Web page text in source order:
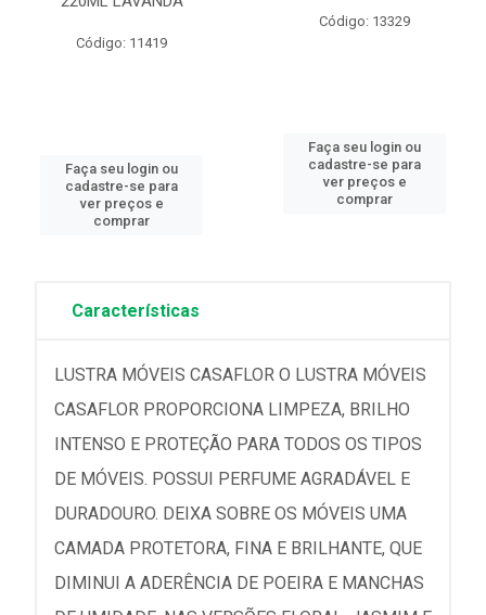
Código: 11419
Faça seu login ou
cadastre-se para
ver preços e
comprar
Código: 13329
Faça seu login ou
cadastre-se para
ver preços e
comprar
Características
LUSTRA MÓVEIS CASAFLOR O LUSTRA MÓVEIS
CASAFLOR PROPORCIONA LIMPEZA, BRILHO
INTENSO E PROTEÇÃO PARA TODOS OS TIPOS
DE MÓVEIS. POSSUI PERFUME AGRADÁVEL E
DURADOURO. DEIXA SOBRE OS MÓVEIS UMA
CAMADA PROTETORA, FINA E BRILHANTE, QUE
DIMINUI A ADERÊNCIA DE POEIRA E MANCHAS